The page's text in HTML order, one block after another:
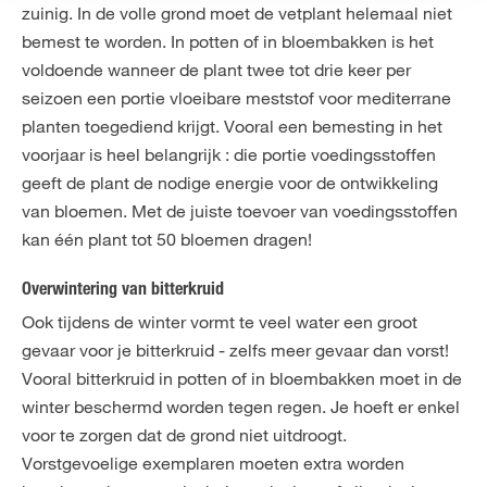
zuinig. In de volle grond moet de vetplant helemaal niet
bemest te worden. In potten of in bloembakken is het
voldoende wanneer de plant twee tot drie keer per
seizoen een portie vloeibare meststof voor mediterrane
planten toegediend krijgt. Vooral een bemesting in het
voorjaar is heel belangrijk : die portie voedingsstoffen
geeft de plant de nodige energie voor de ontwikkeling
van bloemen. Met de juiste toevoer van voedingsstoffen
kan één plant tot 50 bloemen dragen!
Overwintering van bitterkruid
Ook tijdens de winter vormt te veel water een groot
gevaar voor je bitterkruid - zelfs meer gevaar dan vorst!
Vooral bitterkruid in potten of in bloembakken moet in de
winter beschermd worden tegen regen. Je hoeft er enkel
voor te zorgen dat de grond niet uitdroogt.
Vorstgevoelige exemplaren moeten extra worden